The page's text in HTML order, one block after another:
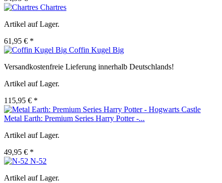
Chartres
Artikel auf Lager.
61,95 € *
Coffin Kugel Big
Versandkostenfreie Lieferung innerhalb Deutschlands!
Artikel auf Lager.
115,95 € *
Metal Earth: Premium Series Harry Potter -...
Artikel auf Lager.
49,95 € *
N-52
Artikel auf Lager.